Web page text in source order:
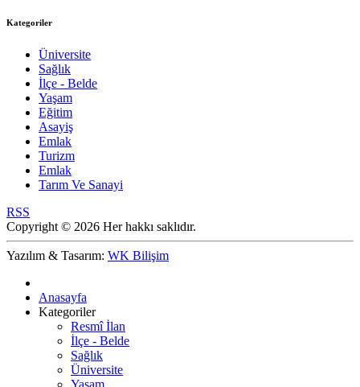
Kategoriler
Üniversite
Sağlık
İlçe - Belde
Yaşam
Eğitim
Asayiş
Emlak
Turizm
Emlak
Tarım Ve Sanayi
RSS
Copyright © 2026 Her hakkı saklıdır.
Yazılım & Tasarım: WK Bilişim
Anasayfa
Kategoriler
Resmî İlan
İlçe - Belde
Sağlık
Üniversite